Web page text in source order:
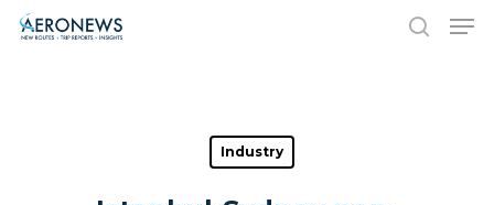
Hit enter to search or ESC to close
Industry